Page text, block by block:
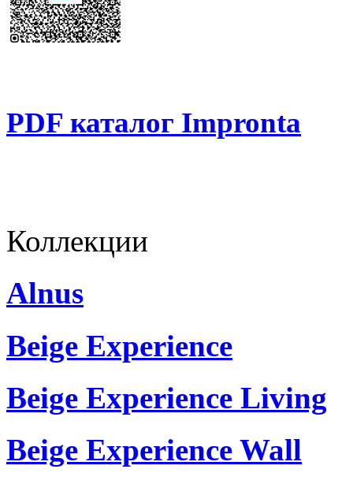
PDF каталог Impronta
Коллекции
Alnus
Beige Experience
Beige Experience Living
Beige Experience Wall